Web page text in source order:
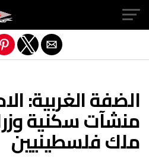
الضفة الغربية:
منشآت سكنية
ملك فلسطينيين
version